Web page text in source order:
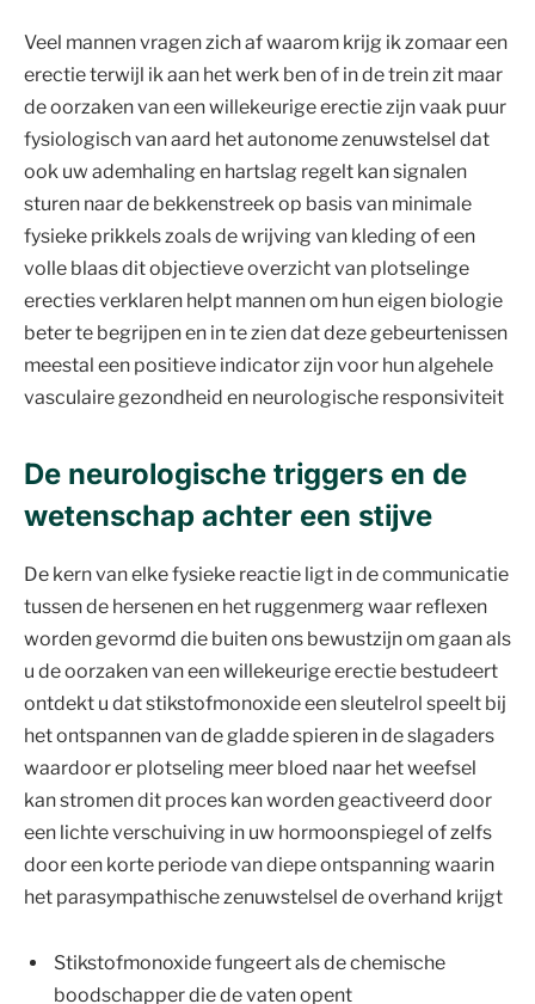
Veel mannen vragen zich af waarom krijg ik zomaar een
erectie terwijl ik aan het werk ben of in de trein zit maar
de oorzaken van een willekeurige erectie zijn vaak puur
fysiologisch van aard het autonome zenuwstelsel dat
ook uw ademhaling en hartslag regelt kan signalen
sturen naar de bekkenstreek op basis van minimale
fysieke prikkels zoals de wrijving van kleding of een
volle blaas dit objectieve overzicht van plotselinge
erecties verklaren helpt mannen om hun eigen biologie
beter te begrijpen en in te zien dat deze gebeurtenissen
meestal een positieve indicator zijn voor hun algehele
vasculaire gezondheid en neurologische responsiviteit
De neurologische triggers en de
wetenschap achter een stijve
De kern van elke fysieke reactie ligt in de communicatie
tussen de hersenen en het ruggenmerg waar reflexen
worden gevormd die buiten ons bewustzijn om gaan als
u de oorzaken van een willekeurige erectie bestudeert
ontdekt u dat stikstofmonoxide een sleutelrol speelt bij
het ontspannen van de gladde spieren in de slagaders
waardoor er plotseling meer bloed naar het weefsel
kan stromen dit proces kan worden geactiveerd door
een lichte verschuiving in uw hormoonspiegel of zelfs
door een korte periode van diepe ontspanning waarin
het parasympathische zenuwstelsel de overhand krijgt
Stikstofmonoxide fungeert als de chemische
boodschapper die de vaten opent